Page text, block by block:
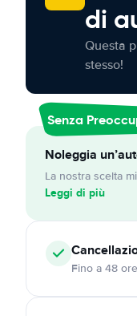
di
Questa
stesso!
Senza
Noleggia
La nostra scelta
Leggi di più
Fino a 48